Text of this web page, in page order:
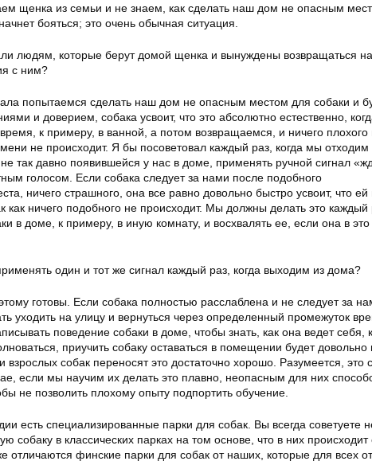
щенка из семьи и не знаем, как сделать наш дом не опасным
бояться; это очень обычная ситуация.
людям, которые берут домой щенка и вынуждены возвращаться
с ним?
попытаемся сделать наш дом не опасным местом для собаки и
и доверием, собака усвоит, что это абсолютно естественно,
к примеру, в ванной, а потом возвращаемся, и ничего плохого
не происходит. Я бы посоветовал каждый раз, когда мы
так давно появившейся у нас в доме, применять ручной сигнал
голосом. Если собака следует за нами после подобного
ничего страшного, она все равно довольно быстро усвоит, что ей
как ничего подобного не происходит. Мы должны делать это каждый
в доме, к примеру, в иную комнату, и восхвалять ее, если она в
один и тот же сигнал каждый раз, когда выходим из дома?
готовы. Если собака полностью расслаблена и не следует за
уходить на улицу и вернуться через определенный промежуток
поведение собаки в доме, чтобы знать, как она ведет себя,
приучить собаку оставаться в помещении будет довольно
собак переносят это достаточно хорошо. Разумеется, это
если мы научим их делать это плавно, неопасным для них
не позволить плохому опыту подпортить обучение.
есть специализированные парки для собак. Вы всегда советуете
собаку в классических парках на том основе, что в них происходит
отличаются финские парки для собак от наших, которые для всех